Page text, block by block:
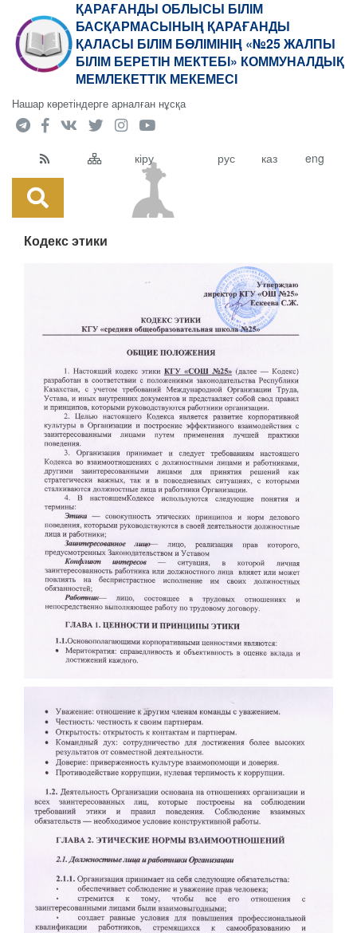
ҚАРАҒАНДЫ ОБЛЫСЫ БІЛІМ
БАСҚАРМАСЫНЫҢ ҚАРАҒАНДЫ
ҚАЛАСЫ БІЛІМ БӨЛІМІНІҢ «№25 ЖАЛПЫ
БІЛІМ БЕРЕТІН МЕКТЕБІ» КОММУНАЛДЫҚ
МЕМЛЕКЕТТІК МЕКЕМЕСІ
Нашар көретіндерге арналған нұсқа
кіру рус каз eng
Кодекс этики